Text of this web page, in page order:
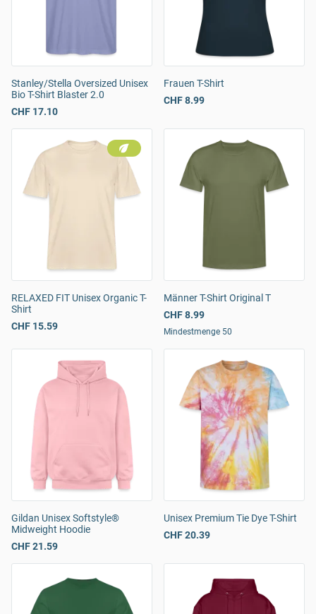
Stanley/Stella Oversized Unisex
Bio T-Shirt Blaster 2.0
CHF 17.10
Frauen T-Shirt
CHF 8.99
RELAXED FIT Unisex Organic T-
Shirt
CHF 15.59
Männer T-Shirt Original T
CHF 8.99
Mindestmenge 50
Gildan Unisex Softstyle®
Midweight Hoodie
CHF 21.59
Unisex Premium Tie Dye T-Shirt
CHF 20.39